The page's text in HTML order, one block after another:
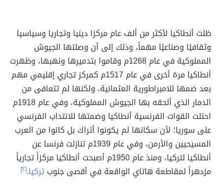
ظلت أنطاكيا لأكثر من ألف عام مركزا دينيا وتجاريا وسياسيا
وثقافيًا وصناعيًا مهماً، وذلك إلى أن وصلتها الجيوش
المملوكية في عام 1268م وقاموا بتدميرها ونهبها، وظهرت
أنطاكيا مرة أخرى في عام 1517م كمركز تجاري إقليمي مهم
بعد ضمها للامبراطورية العثمانية، ولكنها لم تتعافى من
الدمار الذي ألحقه بها الجيوش المملوكية، وفي عام 1918م
احتلت القوات الفرنسية أنطاكيا وضمتها للانتداب الفرنسي
على سوريا؛ لأن سكانها لم يكونوا أتراك بل كانوا من العرب
المسيحيين والأرمن، وفي عام 1939م تنازلت فرنسا عن
أنطاكيا لتركيا، ومنذ عام 1950م أصبحت أنطاكيا مركزاً تجارياً
مزدهراً لمقاطعة هاتاي الواقعة في أقصى جنوبتركيا.[٢]